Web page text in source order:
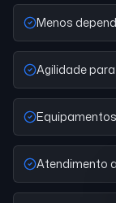
Menos
Agilidade
Atendimento